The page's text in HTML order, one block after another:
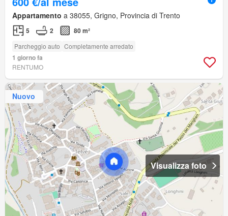
Appartamento a 38055, Grigno, Provincia di Trento
5 2 80 m²
Parcheggio auto Completamente arredato
1 giorno fa
RENTUMO
Nuovo
Visualizza foto